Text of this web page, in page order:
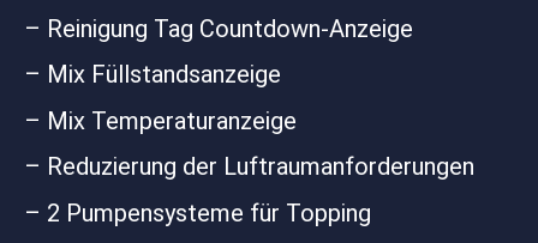
– Reinigung Tag Countdown-Anzeige
– Mix Füllstandsanzeige
– Mix Temperaturanzeige
– Reduzierung der Luftraumanforderungen
– 2 Pumpensysteme für Topping